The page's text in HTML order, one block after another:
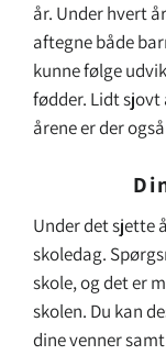
år. Under hvert
aftegne både
kunne følge
fødder. Lidt sjovt
årene er der
Under det sjette
skoledag.
skole, og det er
skolen. Du kan
dine venner